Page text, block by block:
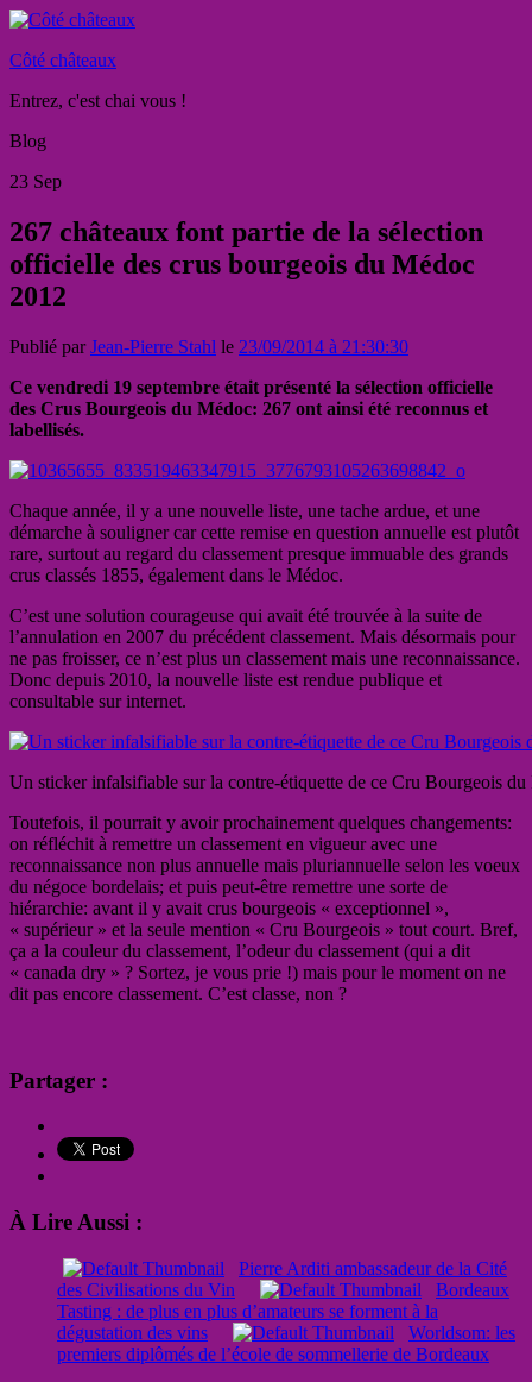
Côté châteaux
Entrez, c'est chai vous !
Blog
23 Sep
267 châteaux font partie de la sélection
officielle des crus bourgeois du Médoc
2012
Publié parJean-Pierre Stahl le 23/09/2014 à 21:30:30
Ce vendredi 19 septembre était présenté la sélection officielle
des Crus Bourgeois du Médoc: 267 ont ainsi été reconnus et
labellisés.
Chaque année, il y a une nouvelle liste, une tache ardue, et une
démarche à souligner car cette remise en question annuelle est plutôt
rare, surtout au regard du classement presque immuable des grands
crus classés 1855, également dans le Médoc.
C’est une solution courageuse qui avait été trouvée à la suite de
l’annulation en 2007 du précédent classement. Mais désormais pour
ne pas froisser, ce n’est plus un classement mais une reconnaissance.
Donc depuis 2010, la nouvelle liste est rendue publique et
consultable sur internet.
Un sticker infalsifiable sur la contre-étiquette de ce Cru Bourgeois
Toutefois, il pourrait y avoir prochainement quelques changements:
on réfléchit à remettre un classement en vigueur avec une
reconnaissance non plus annuelle mais pluriannuelle selon les voeux
du négoce bordelais; et puis peut-être remettre une sorte de
hiérarchie: avant il y avait crus bourgeois « exceptionnel »,
« supérieur » et la seule mention « Cru Bourgeois » tout court. Bref,
ça a la couleur du classement, l’odeur du classement (qui a dit
« canada dry » ? Sortez, je vous prie !) mais pour le moment on ne
dit pas encore classement. C’est classe, non ?
Partager :
À Lire Aussi :
Pierre Arditi ambassadeur de la Cité
des Civilisations du Vin
Bordeaux
Tasting : de plus en plus d’amateurs se forment à la
dégustation des vins
Worldsom: les
premiers diplômés de l’école de sommellerie de Bordeaux